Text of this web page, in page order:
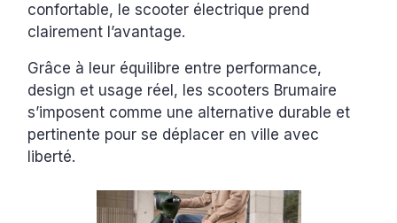
confortable, le scooter électrique prend
clairement l’avantage.
Grâce à leur équilibre entre performance,
design et usage réel, les scooters Brumaire
s’imposent comme une alternative durable et
pertinente pour se déplacer en ville avec
liberté.